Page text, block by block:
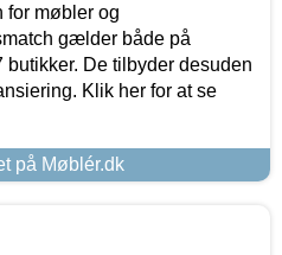
for møbler og
gælder både på
De tilbyder desuden
Klik her for at se
på Møblér.dk